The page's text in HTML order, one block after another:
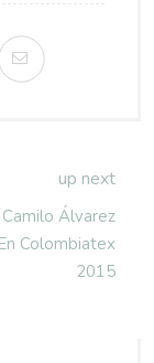
up next
Álvarez
Colombiatex
2015